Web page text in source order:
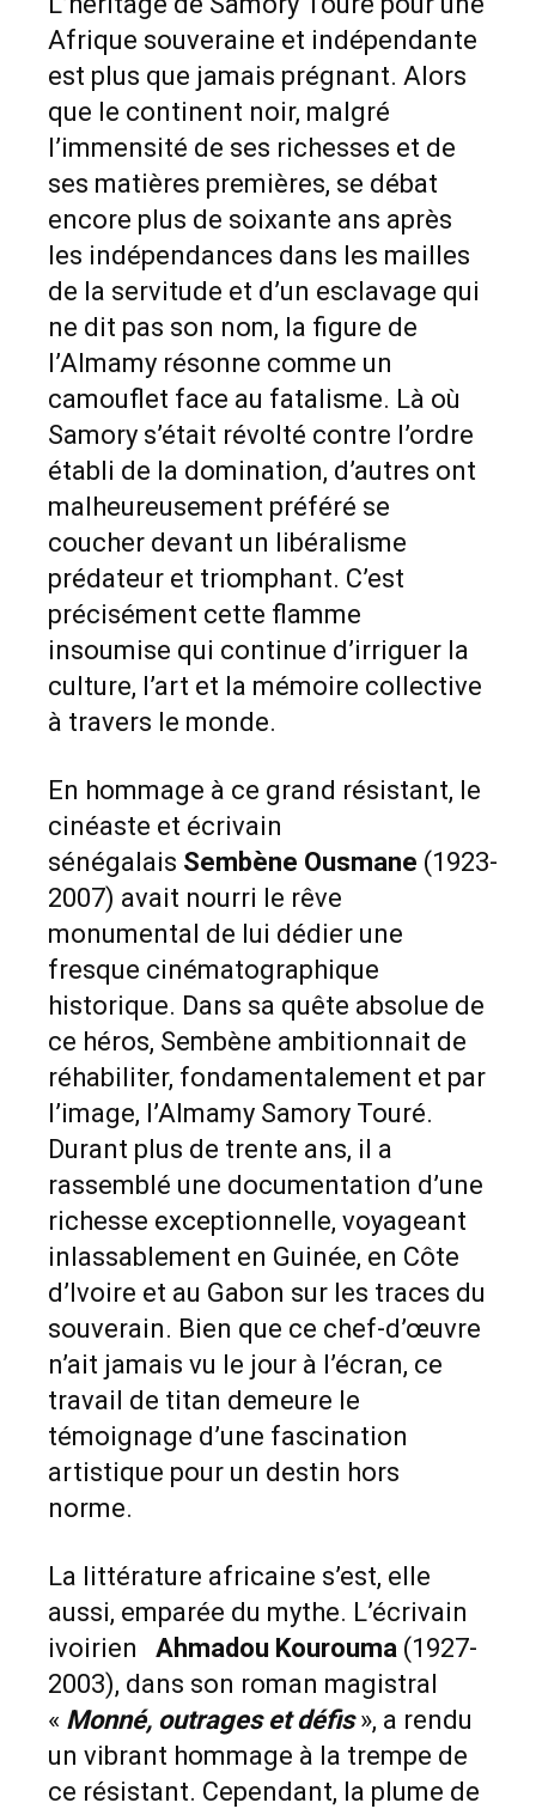
Afrique souveraine et indépendante
est plus que jamais prégnant. Alors
que le continent noir, malgré
l’immensité de ses richesses et de
ses matières premières, se débat
encore plus de soixante ans après
les indépendances dans les mailles
de la servitude et d’un esclavage qui
ne dit pas son nom, la figure de
l’Almamy résonne comme un
camouflet face au fatalisme. Là où
Samory s’était révolté contre l’ordre
établi de la domination, d’autres ont
malheureusement préféré se
coucher devant un libéralisme
prédateur et triomphant. C’est
précisément cette flamme
insoumise qui continue d’irriguer la
culture, l’art et la mémoire collective
à travers le monde.
En hommage à ce grand résistant, le
cinéaste et écrivain
sénégalais Sembène Ousmane (1923-
2007) avait nourri le rêve
monumental de lui dédier une
fresque cinématographique
historique. Dans sa quête absolue de
ce héros, Sembène ambitionnait de
réhabiliter, fondamentalement et par
l’image, l’Almamy Samory Touré.
Durant plus de trente ans, il a
rassemblé une documentation d’une
richesse exceptionnelle, voyageant
inlassablement en Guinée, en Côte
d’Ivoire et au Gabon sur les traces du
souverain. Bien que ce chef-d’œuvre
n’ait jamais vu le jour à l’écran, ce
travail de titan demeure le
témoignage d’une fascination
artistique pour un destin hors
norme.
La littérature africaine s’est, elle
aussi, emparée du mythe. L’écrivain
ivoirien Ahmadou Kourouma (1927-
2003), dans son roman magistral
« Monné, outrages et défis », a rendu
un vibrant hommage à la trempe de
ce résistant. Cependant, la plume de